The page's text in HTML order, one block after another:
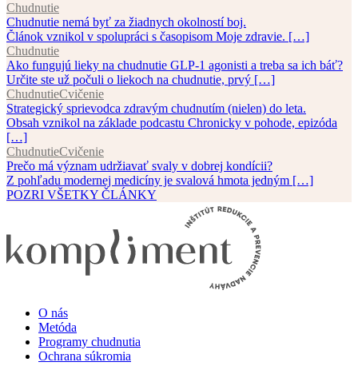
Chudnutie
Chudnutie nemá byť za žiadnych okolností boj.
Článok vznikol v spolupráci s časopisom Moje zdravie. […]
Chudnutie
Ako fungujú lieky na chudnutie GLP-1 agonisti a treba sa ich báť?
Určite ste už počuli o liekoch na chudnutie, prvý […]
ChudnutieCvičenie
Strategický sprievodca zdravým chudnutím (nielen) do leta.
Obsah vznikol na základe podcastu Chronicky v pohode, epizóda
[…]
ChudnutieCvičenie
Prečo má význam udržiavať svaly v dobrej kondícii?
Z pohľadu modernej medicíny je svalová hmota jedným […]
POZRI VŠETKY ČLÁNKY
O nás
Metóda
Programy chudnutia
Ochrana súkromia